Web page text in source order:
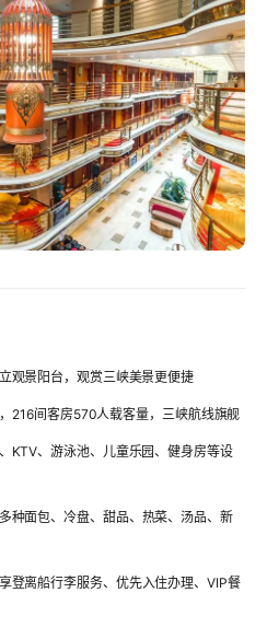
观景阳台，观赏三峡美景更便捷
216间客房570人载客量，三峡航线旗舰
KTV、游泳池、儿童乐园、健身房等设
种面包、冷盘、甜品、热菜、汤品、新
登离船行李服务、优先入住办理、VIP餐